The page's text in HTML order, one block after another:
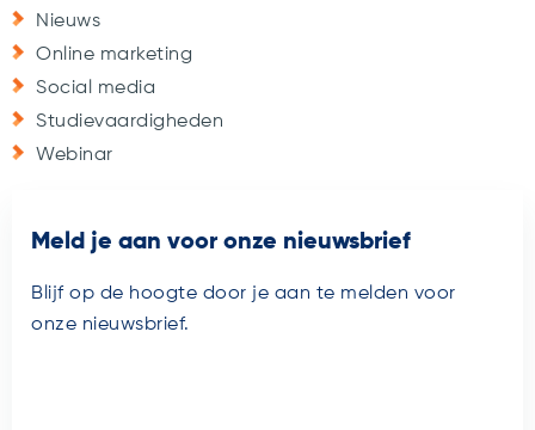
Nieuws
Online marketing
Social media
Studievaardigheden
Webinar
Meld je aan voor onze nieuwsbrief
Blijf op de hoogte door je aan te melden voor
onze nieuwsbrief.